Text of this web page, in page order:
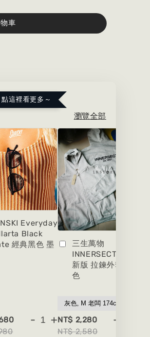
車
這裡看更多～
瀏覽全部
Everyday
Black
經典黑色 墨
- +
三生萬物
INNERSECT 2026
新版 拉鍊外套 灰
色
NT$ 2,280
NT$ 2,580
-